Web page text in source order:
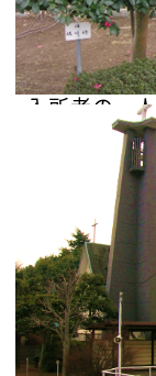
入所者の一